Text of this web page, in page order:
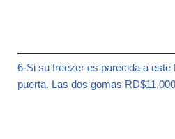
6-Si su freezer es parecida a
puerta. Las dos gomas